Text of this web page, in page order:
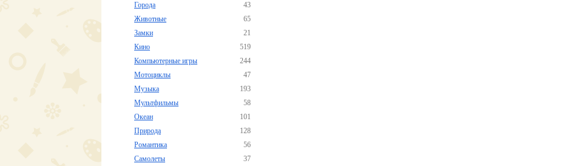
Города
43
Животные
65
Замки
21
Кино
519
Компьютерные игры
244
Мотоциклы
47
Музыка
193
Мультфильмы
58
Океан
101
Природа
128
Романтика
56
Самолеты
37